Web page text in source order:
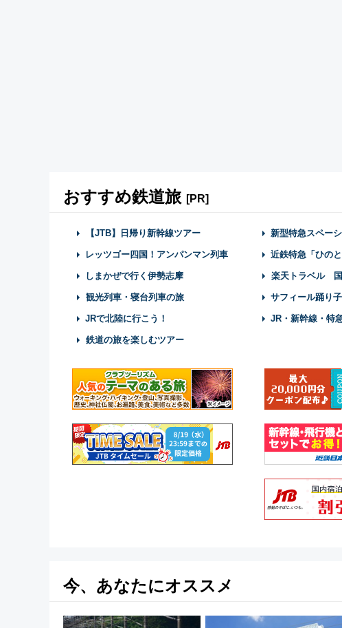
おすすめ鉄道旅 [PR]
【JTB】日帰り新幹線ツアー 新型特急スペー
レッツゴー四国！アンパンマン列車 近鉄特急「ひのと
しまかぜで行く伊勢志摩 楽天トラベル
観光列車・寝台列車の旅 サフィール踊り
JRで北陸に行こう！ JR・新幹線・特
鉄道の旅を楽しむツアー
今、あなたにオススメ